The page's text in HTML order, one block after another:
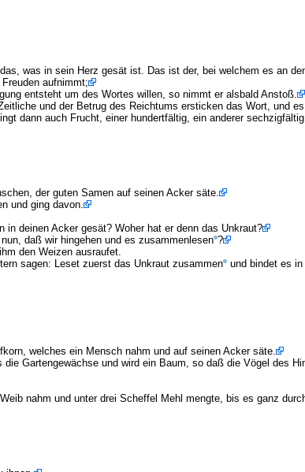
was in sein Herz gesät ist. Das ist der, bei welchem es an
aufnimmt;
entsteht um des Wortes willen, so nimmt er alsbald Anstoß.
und der Betrug des Reichtums ersticken das Wort, und
dann auch Frucht, einer hundertfältig, ein anderer
der guten Samen auf seinen Acker säte.
und ging davon.
deinen Acker gesät? Woher hat er denn das Unkraut?
daß wir hingehen und es zusammenlesen ?
den Weizen ausraufet.
sagen: Leset zuerst das Unkraut zusammen und bindet es
welches ein Mensch nahm und auf seinen Acker säte.
Gartengewächse und wird ein Baum, so daß die Vögel des
nahm und unter drei Scheffel Mehl mengte, bis es ganz